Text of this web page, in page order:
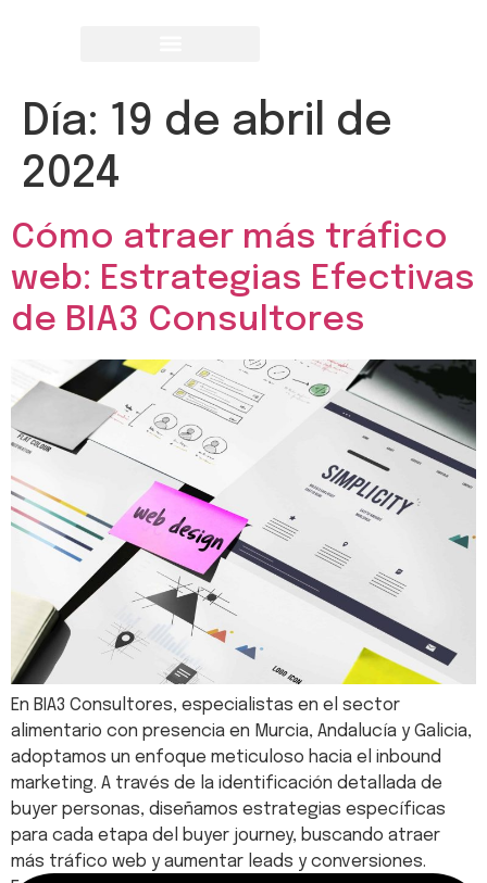
Día: 19 de abril de
2024
Cómo atraer más tráfico
web: Estrategias Efectivas
de BIA3 Consultores
En BIA3 Consultores, especialistas en el sector
alimentario con presencia en Murcia, Andalucía y Galicia,
adoptamos un enfoque meticuloso hacia el inbound
marketing. A través de la identificación detallada de
buyer personas, diseñamos estrategias específicas
para cada etapa del buyer journey, buscando atraer
más tráfico web y aumentar leads y conversiones.